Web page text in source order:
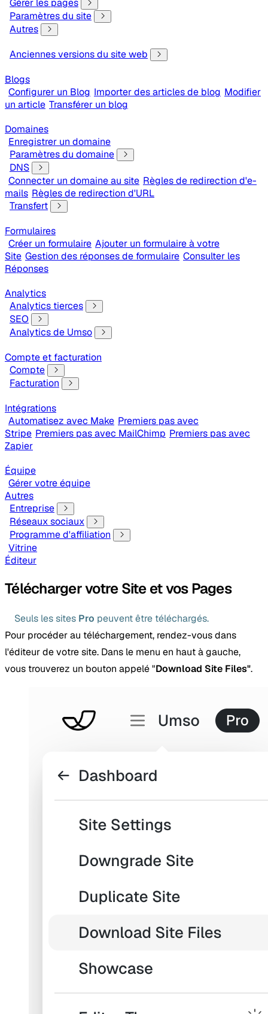
Gérer les pages
Paramètres du site
Autres
Anciennes versions du site web
Blogs
Configurer un Blog Importer des articles de blog Modifier
un article Transférer un blog
Domaines
Enregistrer un domaine
Paramètres du domaine
DNS
Connecter un domaine au site Règles de redirection d'e-
mails Règles de redirection d'URL
Transfert
Formulaires
Créer un formulaire Ajouter un formulaire à votre
Site Gestion des réponses de formulaire Consulter les
Réponses
Analytics
Analytics tierces
SEO
Analytics de Umso
Compte et facturation
Compte
Facturation
Intégrations
Automatisez avec Make Premiers pas avec
Stripe Premiers pas avec MailChimp Premiers pas avec
Zapier
Équipe
Gérer votre équipe
Autres
Entreprise
Réseaux sociaux
Programme d'affiliation
Vitrine
Éditeur
Télécharger votre Site et vos Pages
Seuls les sites Pro peuvent être téléchargés.
Pour procéder au téléchargement, rendez-vous dans
l'éditeur de votre site. Dans le menu en haut à gauche,
vous trouverez un bouton appelé "Download Site Files".